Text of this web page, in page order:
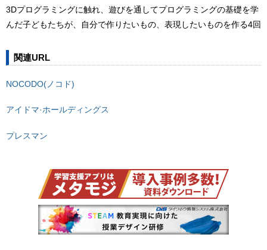
3Dプログラミングに触れ、遊びを通してプログラミングの基礎を学
んだ子どもたちが、自分で作りたいもの、表現したいものを作る4回
関連URL
NOCODO(ノコド)
アイドマ·ホールディングス
プレスマン